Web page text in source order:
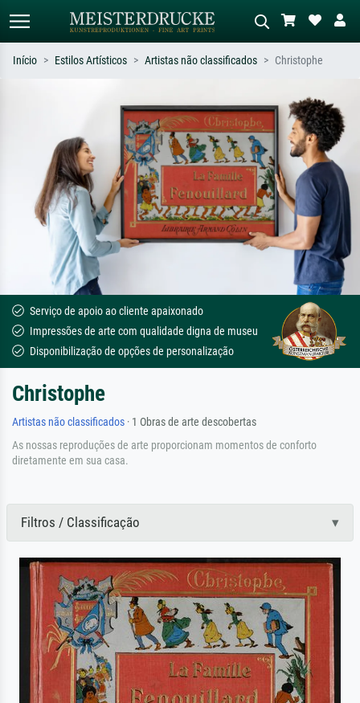
Pesquise por artista, título ou estilo –
ex: Monet, Noite Estrelada,
impressionismo, onda de Hokusai, nu.
Descreva a cena – ex: prado verde,
abstrato com muito vermelho, pintura
a óleo escura, nu em pé ao lado de
uma árvore.
Início Estilos Artísticos Artistas não classificados Christophe
Serviço de apoio ao cliente apaixonado
Impressões de arte com qualidade digna de museu
Disponibilização de opções de personalização
Christophe
Artistas não classificados · 1 Obras de arte descobertas
As nossas reproduções de arte proporcionam momentos de conforto
diretamente em sua casa.
Filtros / Classificação